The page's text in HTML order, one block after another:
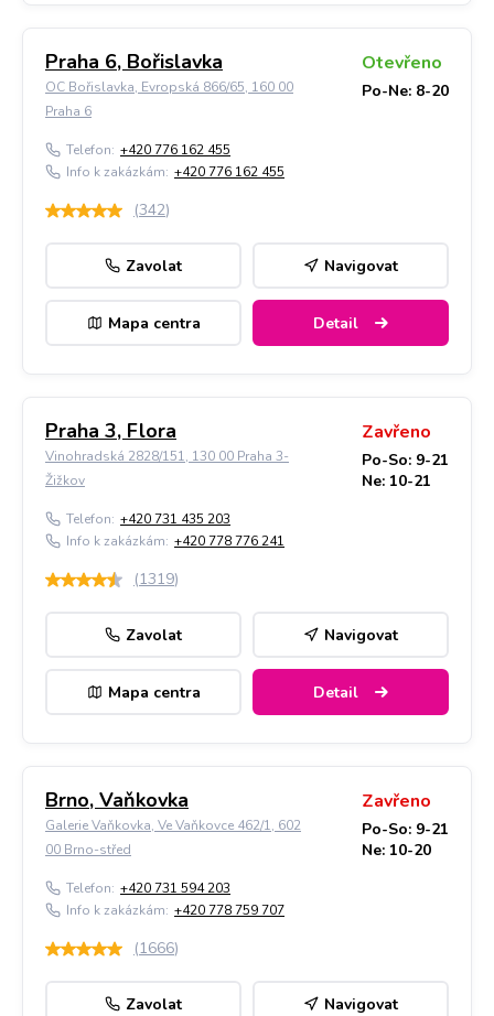
Praha 6, Bořislavka
OC Bořislavka, Evropská 866/65, 160 00
Praha 6
Otevřeno
Po-Ne: 8-20
Telefon: +420 776 162 455
Info k zakázkám: +420 776 162 455
(342)
Zavolat Navigovat
Mapa centra Detail
Praha 3, Flora
Vinohradská 2828/151, 130 00 Praha 3-
Žižkov
Zavřeno
Po-So: 9-21
Ne: 10-21
Telefon: +420 731 435 203
Info k zakázkám: +420 778 776 241
(1319)
Zavolat Navigovat
Mapa centra Detail
Brno, Vaňkovka
Galerie Vaňkovka, Ve Vaňkovce 462/1, 602
00 Brno-střed
Zavřeno
Po-So: 9-21
Ne: 10-20
Telefon: +420 731 594 203
Info k zakázkám: +420 778 759 707
(1666)
Zavolat Navigovat